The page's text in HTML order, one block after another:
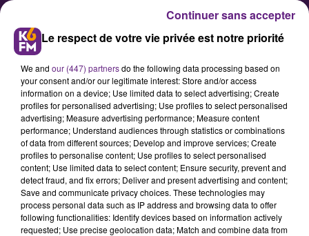
Les principales infos du dernier
conseil municipal de Dijon
Le conseil municipal de rentrée de
la ville de Dijon avait lieu ce lundi
Le respect de votre vie privée est notre priorité
We and our (447) partnersdo the following data processing based on
your consent and/or our legitimate interest: Store and/or access
information on a device; Use limited data to select advertising; Create
profiles for personalised advertising; Use profiles to select personalised
advertising; Measure advertising performance; Measure content
performance; Understand audiences through statistics or combinations
of data from different sources; Develop and improve services; Create
profiles to personalise content; Use profiles to select personalised
content; Use limited data to select content; Ensure security, prevent and
detect fraud, and fix errors; Deliver and present advertising and content;
Save and communicate privacy choices. These technologies may
process personal data such as IP address and browsing data to offer
following functionalities: Identify devices based on information actively
requested; Use precise geolocation data; Match and combine data from
Continuer sans accepter